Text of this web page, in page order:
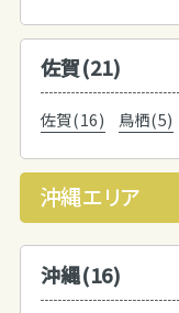
佐賀(21)
佐賀(16) 鳥栖(5)
沖縄エリア
沖縄(16)